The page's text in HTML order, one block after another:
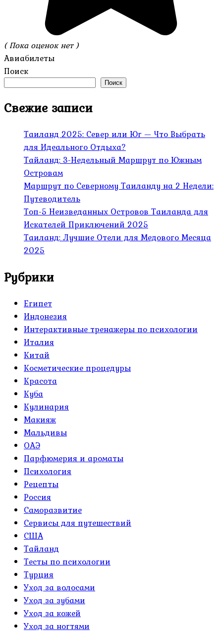
( Пока оценок нет )
Авиабилеты
Поиск
Поиск
Свежие записи
Таиланд 2025: Север или Юг — Что Выбрать
для Идеального Отдыха?
Тайланд: 3-Недельный Маршрут по Южным
Островам
Маршрут по Северному Таиланду на 2 Недели:
Путеводитель
Топ-5 Неизведанных Островов Таиланда для
Искателей Приключений 2025
Таиланд: Лучшие Отели для Медового Месяца
2025
Рубрики
Египет
Индонезия
Интерактивные тренажеры по психологии
Италия
Китай
Косметические процедуры
Красота
Куба
Кулинария
Макияж
Мальдивы
ОАЭ
Парфюмерия и ароматы
Психология
Рецепты
Россия
Саморазвитие
Сервисы для путешествий
США
Тайланд
Тесты по психологии
Турция
Уход за волосами
Уход за зубами
Уход за кожей
Уход за ногтями